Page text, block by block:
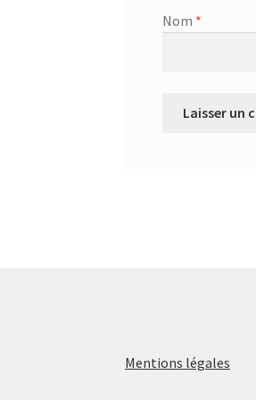
Nom *
Mentions légales